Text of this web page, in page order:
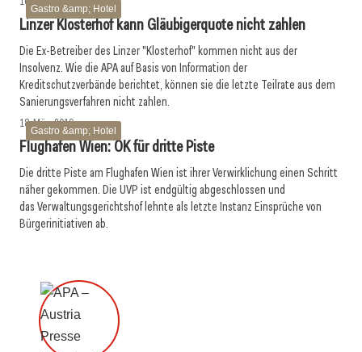
Gastro &amp; Hotel
Linzer Klosterhof kann Gläubigerquote nicht zahlen
Die Ex-Betreiber des Linzer "Klosterhof" kommen nicht aus der
Insolvenz. Wie die APA auf Basis von Information der
Kreditschutzverbände berichtet, können sie die letzte Teilrate aus dem
Sanierungsverfahren nicht zahlen.
Gastro &amp; Hotel
18. März 2019
Flughafen Wien: OK für dritte Piste
Die dritte Piste am Flughafen Wien ist ihrer Verwirklichung einen Schritt
näher gekommen. Die UVP ist endgültig abgeschlossen und
das Verwaltungsgerichtshof lehnte als letzte Instanz Einsprüche von
Bürgerinitiativen ab.